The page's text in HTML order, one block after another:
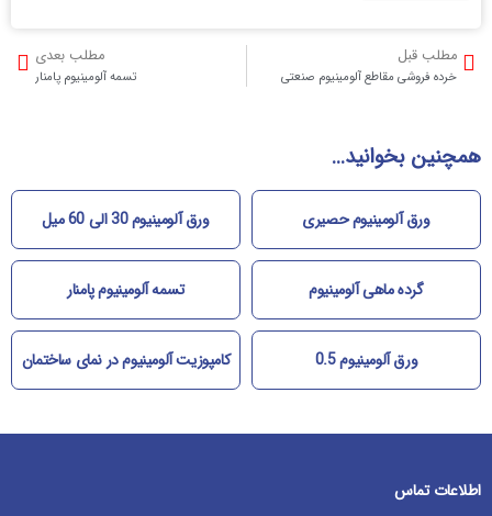
مطلب قبل
خرده فروشی مقاطع آلومینیوم صنعتی
مطلب بعدی
تسمه آلومینیوم پامنار
همچنین بخوانید...
ورق آلومینیوم حصیری ورق آلومینیوم 30 الی 60 میل
گرده ماهی آلومینیوم تسمه آلومینیوم پامنار
ورق آلومینیوم 0.5 کامپوزیت آلومینیوم در نمای ساختمان
اطلاعات تماس